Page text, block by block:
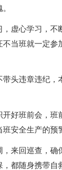
，虚心学习，
不当班就一定参
带头违章违纪
开好班前会，
安全生产的预
，来回巡查，确
都随身携带自